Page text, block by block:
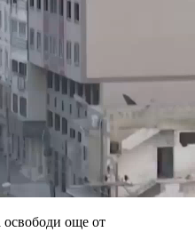
освободи още от